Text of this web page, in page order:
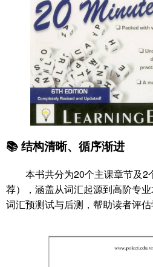
📚 结构清晰、循序渐进
本书共分为20个主课章节及2
荐），涵盖从词汇起源到高阶专
词汇预测试与后测，帮助读者评估